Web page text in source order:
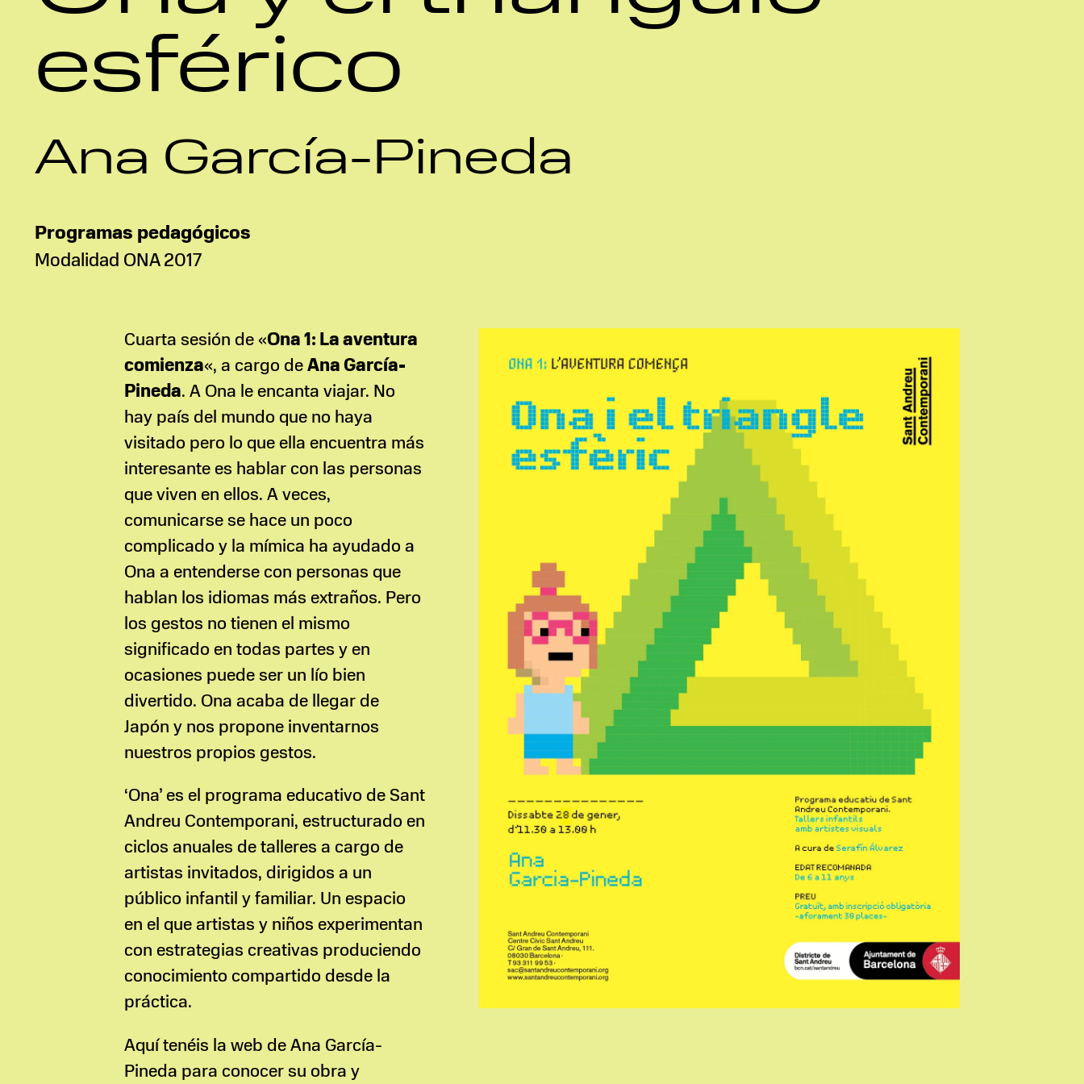
esférico
Ana García-Pineda
Programas pedagógicos
Modalidad ONA 2017
Cuarta sesión de «Ona 1: La aventura
comienza«, a cargo de Ana García-
Pineda. A Ona le encanta viajar. No
hay país del mundo que no haya
visitado pero lo que ella encuentra más
interesante es hablar con las personas
que viven en ellos. A veces,
comunicarse se hace un poco
complicado y la mímica ha ayudado a
Ona a entenderse con personas que
hablan los idiomas más extraños. Pero
los gestos no tienen el mismo
significado en todas partes y en
ocasiones puede ser un lío bien
divertido. Ona acaba de llegar de
Japón y nos propone inventarnos
nuestros propios gestos.
‘Ona’ es el programa educativo de Sant
Andreu Contemporani, estructurado en
ciclos anuales de talleres a cargo de
artistas invitados, dirigidos a un
público infantil y familiar. Un espacio
en el que artistas y niños experimentan
con estrategias creativas produciendo
conocimiento compartido desde la
práctica.
Aquí tenéis la web de Ana García-
Pineda para conocer su obra y